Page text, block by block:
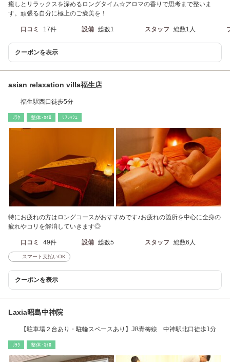
癒しとリラックスを深めるロングタイム☆アロマの香りで思考まで整いま
す。頑張る自分に極上のご褒美を！
口コミ 17件 設備 総数1 スタッフ 総数1人
クーポンを表示
asian relaxation villa福生店
福生駅西口徒歩5分
ﾘﾗｸ 整体･ｶｲﾛ ﾘﾌﾚｯｼｭ
特にお疲れの方はロングコースがおすすめです♪お疲れの箇所を中心に全身の
疲れやコリを解消していきます◎
口コミ 49件 設備 総数5 スタッフ 総数6人
スマート支払いOK
クーポンを表示
Laxia昭島中神院
【駐車場２台あり・駐輪スペースあり】JR青梅線 中神駅北口徒歩1分
ﾘﾗｸ 整体･ｶｲﾛ